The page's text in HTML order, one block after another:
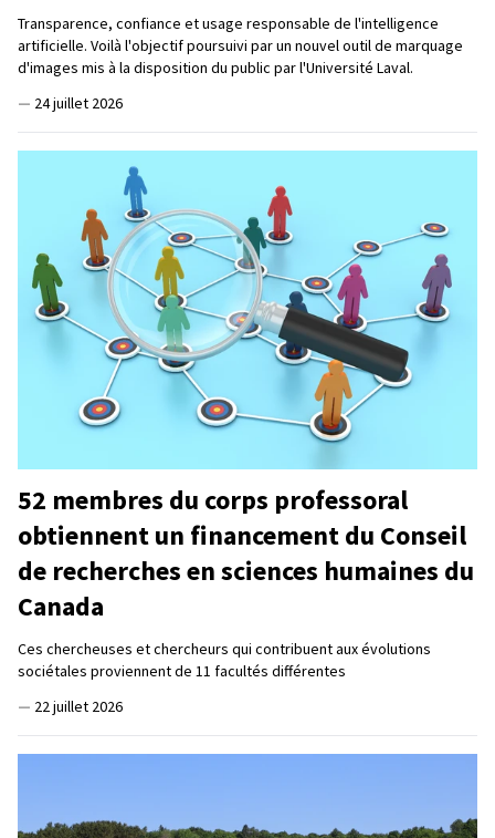
Transparence, confiance et usage responsable de l'intelligence
artificielle. Voilà l'objectif poursuivi par un nouvel outil de marquage
d'images mis à la disposition du public par l'Université Laval.
— 24 juillet 2026
52 membres du corps professoral
obtiennent un financement du Conseil
de recherches en sciences humaines du
Canada
Ces chercheuses et chercheurs qui contribuent aux évolutions
sociétales proviennent de 11 facultés différentes
— 22 juillet 2026